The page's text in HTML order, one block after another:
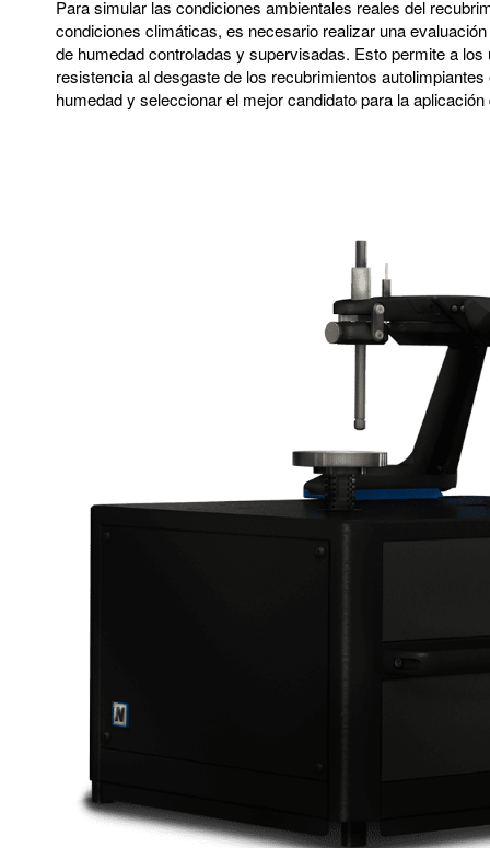
Para simular las condiciones ambientales reales del
condiciones climáticas, es necesario realizar una
de humedad controladas y supervisadas. Esto permite a
resistencia al desgaste de los recubrimientos
humedad y seleccionar el mejor candidato para la aplicación